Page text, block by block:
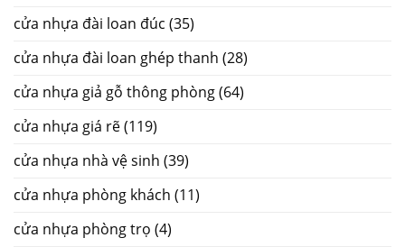
cửa nhựa đài loan đúc (35)
cửa nhựa đài loan ghép thanh (28)
cửa nhựa giả gỗ thông phòng(64)
cửa nhựa giá rẽ(119)
cửa nhựa nhà vệ sinh (39)
cửa nhựa phòng khách (11)
cửa nhựa phòng trọ (4)